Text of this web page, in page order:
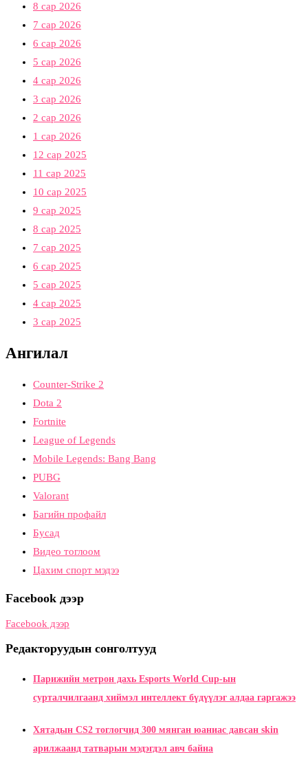
8 сар 2026
7 сар 2026
6 сар 2026
5 сар 2026
4 сар 2026
3 сар 2026
2 сар 2026
1 сар 2026
12 сар 2025
11 сар 2025
10 сар 2025
9 сар 2025
8 сар 2025
7 сар 2025
6 сар 2025
5 сар 2025
4 сар 2025
3 сар 2025
Ангилал
Counter-Strike 2
Dota 2
Fortnite
League of Legends
Mobile Legends: Bang Bang
PUBG
Valorant
Багийн профайл
Бусад
Видео тоглоом
Цахим спорт мэдээ
Facebook дээр
Facebook дээр
Редакторуудын сонголтууд
Парижийн метрон дахь Esports World Cup-ын
сурталчилгаанд хиймэл интеллект бүдүүлэг алдаа гаргажээ
Хятадын CS2 тоглогчид 300 мянган юаниас давсан skin
арилжаанд татварын мэдэгдэл авч байна